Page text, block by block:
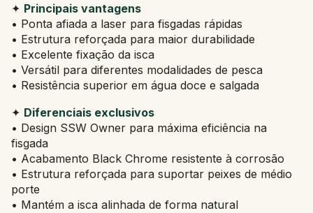
✦ Principais vantagens
• Ponta afiada a laser para fisgadas rápidas
• Estrutura reforçada para maior durabilidade
• Excelente fixação da isca
• Versátil para diferentes modalidades de pesca
• Resistência superior em água doce e salgada
✦ Diferenciais exclusivos
• Design SSW Owner para máxima eficiência na
fisgada
• Acabamento Black Chrome resistente à corrosão
• Estrutura reforçada para suportar peixes de médio
porte
• Mantém a isca alinhada de forma natural